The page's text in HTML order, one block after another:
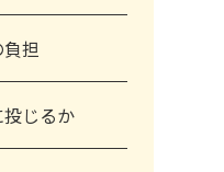
担
じるか